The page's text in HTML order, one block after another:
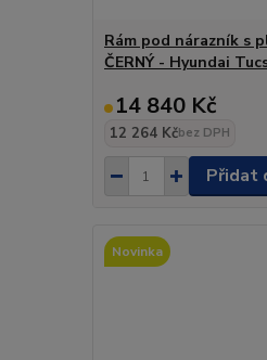
Rám pod nárazník s
ČERNÝ - Hyundai
14 840 Kč
12 264 Kčbez DPH
Přidat
Novinka